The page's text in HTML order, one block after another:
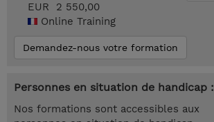
EUR 2 550,00
Online Training
Demandez-nous votre formation
Personnes en situation de handicap :
Nos formations sont accessibles aux